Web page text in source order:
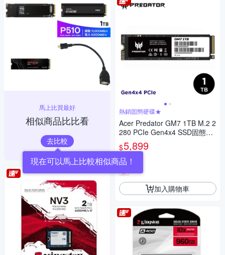
馬上比買最好
相似商品比比看
去比較
現在可以馬上比較相似商品！
熱銷固態硬碟★
Acer Predator GM7 1TB M.2 2
280 PCIe Gen4x4 SSD固態硬
碟(公司貨)
$5,899
加入購物車